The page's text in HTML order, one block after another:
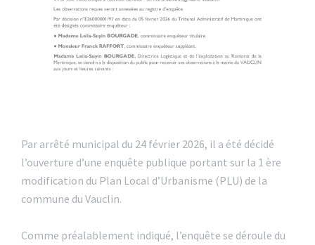
Par arrêté municipal du 24 février 2026, il a été décidé
l’ouverture d’une enquête publique portant sur la 1 ère
modification du Plan Local d’Urbanisme (PLU) de la
commune du Vauclin.
Comme préalablement indiqué, l’enquête se déroule du